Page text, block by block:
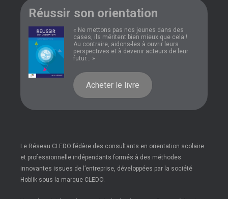
Réussir son orientation
« Ne mettons pas nos jeunes dans des
cases, ils méritent bien mieux que cela !
Au contraire, aidons-les à ouvrir leurs
perspectives et à devenir acteurs de leur
futur... »
Acheter le livre
Le Réseau CLEDO fédère des consultants en orientation scolaire
et professionnelle indépendants formés à des méthodes
innovantes issues de l’entreprise, développées par la société
Hoblik sous la marque CLEDO.